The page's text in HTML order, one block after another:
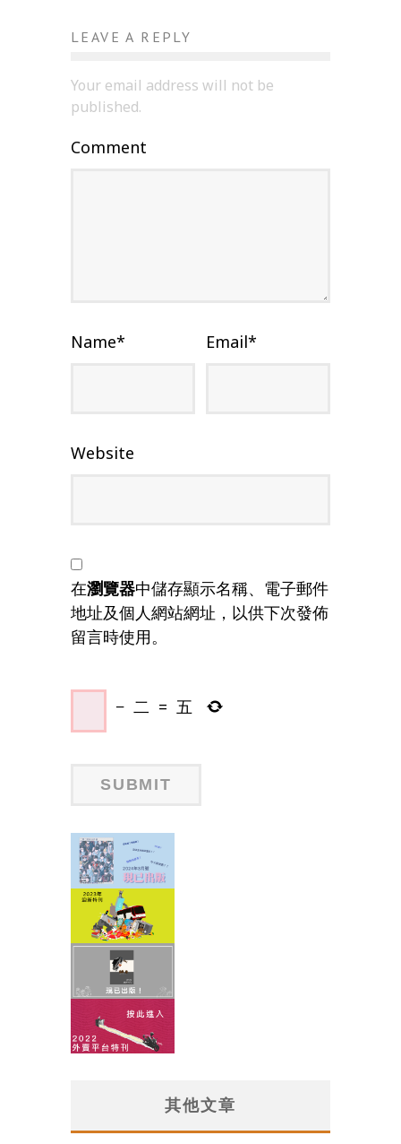
LEAVE A REPLY
Your email address will not be
published.
Comment
Name* Email*
Website
在瀏覽器中儲存顯示名稱、電子郵件
地址及個人網站網址，以供下次發佈
留言時使用。
− 二 = 五
其他文章